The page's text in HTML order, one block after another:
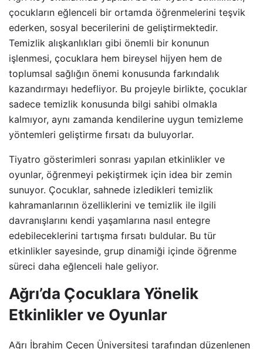
çocukların eğlenceli bir ortamda öğrenmelerini teşvik
ederken, sosyal becerilerini de geliştirmektedir.
Temizlik alışkanlıkları gibi önemli bir konunun
işlenmesi, çocuklara hem bireysel hijyen hem de
toplumsal sağlığın önemi konusunda farkındalık
kazandırmayı hedefliyor. Bu projeyle birlikte, çocuklar
sadece temizlik konusunda bilgi sahibi olmakla
kalmıyor, aynı zamanda kendilerine uygun temizleme
yöntemleri geliştirme fırsatı da buluyorlar.
Tiyatro gösterimleri sonrası yapılan etkinlikler ve
oyunlar, öğrenmeyi pekiştirmek için idea bir zemin
sunuyor. Çocuklar, sahnede izledikleri temizlik
kahramanlarının özelliklerini ve temizlik ile ilgili
davranışlarını kendi yaşamlarına nasıl entegre
edebileceklerini tartışma fırsatı buldular. Bu tür
etkinlikler sayesinde, grup dinamiği içinde öğrenme
süreci daha eğlenceli hale geliyor.
Ağrı’da Çocuklara Yönelik
Etkinlikler ve Oyunlar
Ağrı İbrahim Çeçen Üniversitesi tarafından düzenlenen